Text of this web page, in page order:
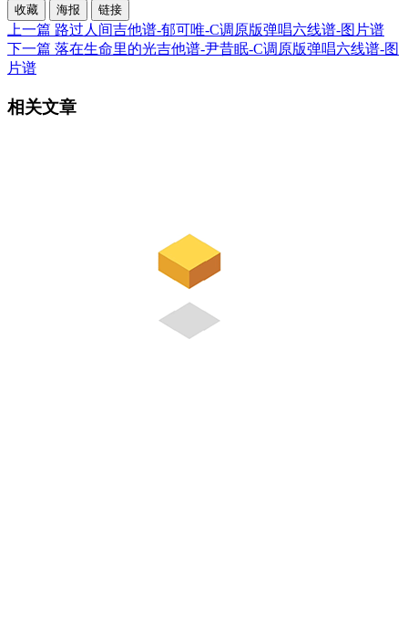
收藏
海报 链接
上一篇 路过人间吉他谱-郁可唯-C调原版弹唱六线谱-图片谱
下一篇 落在生命里的光吉他谱-尹昔眠-C调原版弹唱六线谱-图
片谱
相关文章